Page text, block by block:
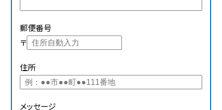
郵便番号
〒
住所
メッセージ